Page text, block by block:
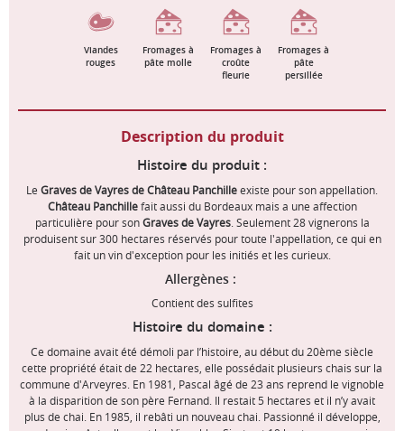
Viandes
rouges
Fromages à
pâte molle
Fromages à
croûte
fleurie
Fromages à
pâte
persillée
Description du produit
Histoire du produit :
Le Graves de Vayres de Château Panchilleexiste pour son appellation.
Château Panchillefait aussi du Bordeaux mais a une affection
particulière pour sonGraves de Vayres. Seulement 28 vignerons la
produisent sur 300 hectares réservés pour toute l'appellation, ce qui en
fait un vin d'exception pour les initiés et les curieux.
Allergènes :
Contient des sulfites
Histoire du domaine :
Ce domaine avait été démoli par l’histoire, au début du 20ème siècle
cette propriété était de 22 hectares, elle possédait plusieurs chais sur la
commune d'Arveyres. En 1981, Pascal âgé de 23 ans reprend le vignoble
à la disparition de son père Fernand. Il restait 5 hectares et il n’y avait
plus de chai. En 1985, il rebâti un nouveau chai. Passionné il développe,